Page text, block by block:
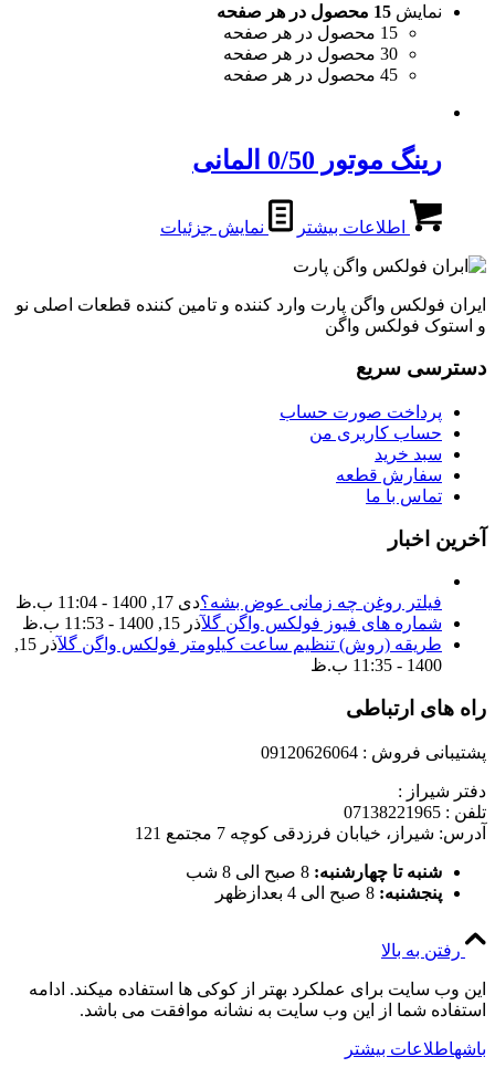
نمایش 15 محصول در هر صفحه
15 محصول در هر صفحه
30 محصول در هر صفحه
45 محصول در هر صفحه
رینگ موتور 0/50 المانی
اطلاعات بیشتر نمایش جزئیات
ایران فولکس واگن پارت وارد کننده و تامین کننده قطعات اصلی نو
و استوک فولکس واگن
دسترسی سریع
پرداخت صورت حساب
حساب کاربری من
سبد خرید
سفارش قطعه
تماس با ما
آخرین اخبار
فیلتر روغن چه زمانی عوض بشه؟دی 17, 1400 - 11:04 ب.ظ
شماره های فیوز فولکس واگن گلآذر 15, 1400 - 11:53 ب.ظ
طریقه (روش) تنظیم ساعت کیلومتر فولکس واگن گل
آذر 15,
1400 - 11:35 ب.ظ
راه های ارتباطی
پشتیبانی فروش : 09120626064
دفتر شیراز :
تلفن : 07138221965
آدرس: شیراز، خیابان فرزدقی کوچه 7 مجتمع 121
شنبه تا چهارشنبه: 8 صبح الی 8 شب
پنجشنبه: 8 صبح الی 4 بعدازظهر
رفتن به بالا
این وب سایت برای عملکرد بهتر از کوکی ها استفاده میکند. ادامه
استفاده شما از این وب سایت به نشانه موافقت می باشد.
باشهاطلاعات بیشتر